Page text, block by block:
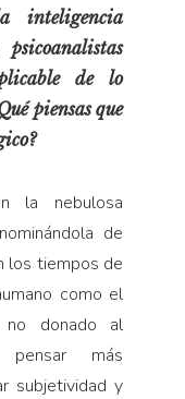
inteligencia
de lo
piensas que
la nebulosa
de
los tiempos de
como el
donado al
pensar más
subjetividad y